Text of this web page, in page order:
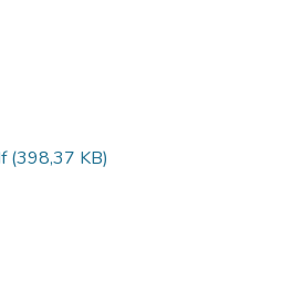
(398,37 KB)